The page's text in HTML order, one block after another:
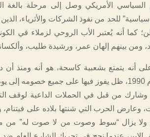
السياسي الأمريكي وصل إلى مرحلة بالغة
للحد من نفوذ الشركات والأثرياء،
كما أنه يُعتبر الأب الروحي لزملاء في
ومن بينهم إلهان عمر، ورشيدة طليب،
أنه يتمتع بشعبية كاسحة، هو أنه ومنذ أن
فيرمونت، في عام 1990، ظل يفوز فيها على جميع
وشارك من قبل في الحملات الداعية لوقف
وعارض الحرب التي شنتها بلاده على
وكان ولا يزال “سوط وصوت من لا صوت له”